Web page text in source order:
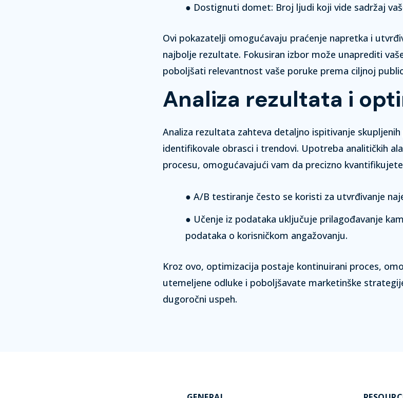
Dostignuti domet: Broj ljudi koji vide sadržaj
Ovi pokazatelji omogućavaju praćenje napretka i
najbolje rezultate. Fokusiran izbor može unaprediti
poboljšati relevantnost vaše poruke prema ciljnoj
Analiza rezultata i
Analiza rezultata zahteva detaljno ispitivanje
identifikovale obrasci i trendovi. Upotreba analitičkih
procesu, omogućavajući vam da precizno
A/B testiranje često se koristi za utvrđivanje
Učenje iz podataka uključuje prilagođavanje
podataka o korisničkom angažovanju.
Kroz ovo, optimizacija postaje kontinuirani proces,
utemeljene odluke i poboljšavate marketinške
dugoročni uspeh.